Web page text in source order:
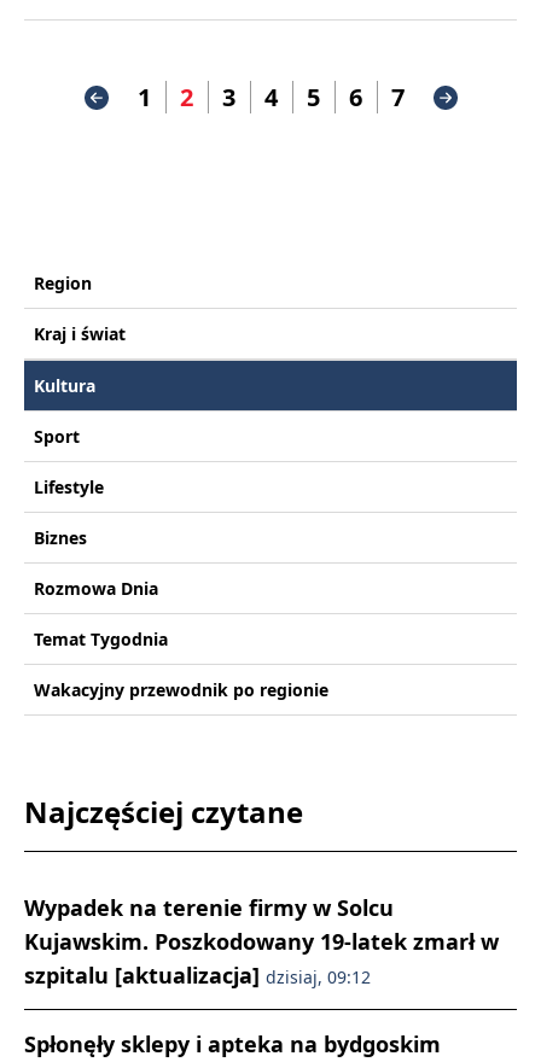
1 2 3 4 5 6 7
Region
Kraj i świat
Kultura
Sport
Lifestyle
Biznes
Rozmowa Dnia
Temat Tygodnia
Wakacyjny przewodnik po regionie
Najczęściej czytane
Wypadek na terenie firmy w Solcu
Kujawskim. Poszkodowany 19-latek zmarł w
szpitalu [aktualizacja] dzisiaj, 09:12
Spłonęły sklepy i apteka na bydgoskim